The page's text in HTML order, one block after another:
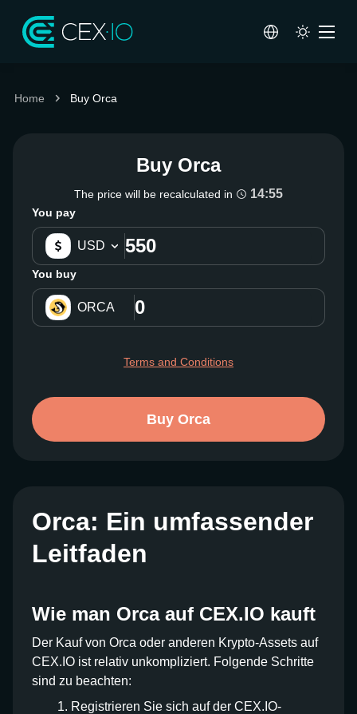
Home Buy Orca
Buy Orca
The price will be recalculated in 14:55
You pay
USD
You buy
ORCA
Terms and Conditions
Buy Orca
Orca: Ein umfassender
Leitfaden
Wie man Orca auf CEX.IO kauft
Der Kauf von Orca oder anderen Krypto-Assets auf
CEX.IO ist relativ unkompliziert. Folgende Schritte
sind zu beachten:
Registrieren Sie sich auf der CEX.IO-